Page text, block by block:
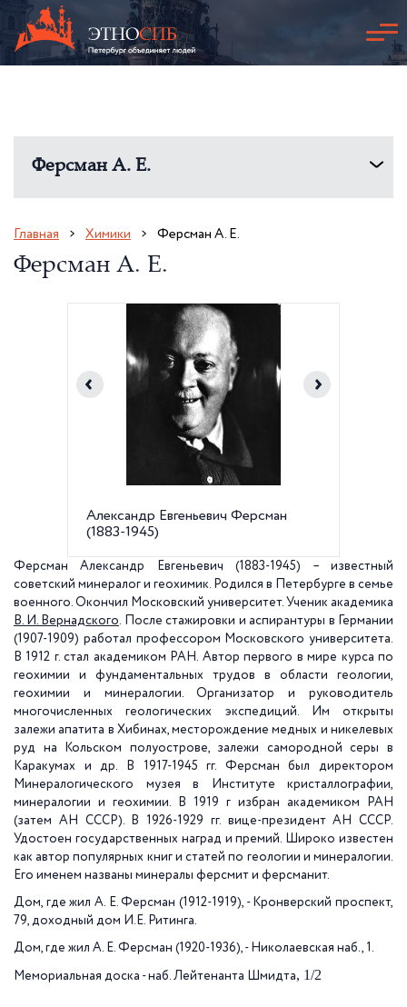
Ферсман А. Е.
Главная Химики Ферсман А. Е.
Ферсман А. Е.
Александр Евгеньевич Ферсман
(1883-1945)
Ферсман Александр Евгеньевич (1883-1945) – известный
советский минералог и геохимик. Родился в Петербурге в семье
военного. Окончил Московский университет. Ученик академика
В. И. Вернадского. После стажировки и аспирантуры в Германии
(1907-1909) работал профессором Московского университета.
В 1912 г. стал академиком РАН. Автор первого в мире курса по
геохимии и фундаментальных трудов в области геологии,
геохимии и минералогии. Организатор и руководитель
многочисленных геологических экспедиций. Им открыты
залежи апатита в Хибинах, месторождение медных и никелевых
руд на Кольском полуострове, залежи самородной серы в
Каракумах и др. В 1917-1945 гг. Ферсман был директором
Минералогического музея в Институте кристаллографии,
минералогии и геохимии. В 1919 г избран академиком РАН
(затем АН СССР). В 1926-1929 гг. вице-президент АН СССР.
Удостоен государственных наград и премий. Широко известен
как автор популярных книг и статей по геологии и минералогии.
Его именем названы минералы ферсмит и ферсманит.
Дом, где жил А. Е. Ферсман (1912-1919), - Кронверский проспект,
79, доходный дом И.Е. Ритинга.
Дом, где жил А. Е. Ферсман (1920-1936), - Николаевская наб., 1.
Мемориальная доска - наб. Лейтенанта Шмидта, 1/2